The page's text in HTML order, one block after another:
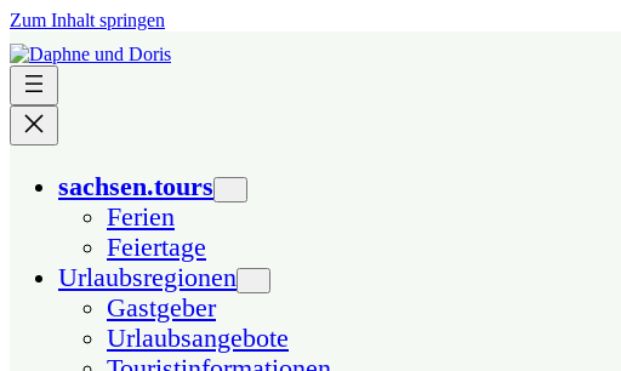
Zum Inhalt springen
sachsen.tours
Ferien
Feiertage
Urlaubsregionen
Gastgeber
Urlaubsangebote